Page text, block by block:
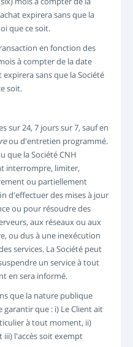
expirera sans que la
que ce soit.
en fonction des
à compter de la date
sans que la Société
soit.
sur 24, 7 jours sur 7, sauf en
ou d'entretien programmé.
que la Société CNH
interrompre, limiter,
ou partiellement
d'effectuer des mises à jour
ou pour résoudre des
aux réseaux ou aux
ou dus à une inexécution
services. La Société peut
un service à tout
en sera informé.
que la nature publique
que : i) Le Client ait
à tout moment, ii)
iii) l'accès soit exempt